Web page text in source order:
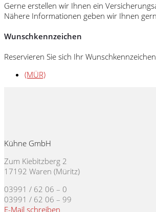
Gerne erstellen wir Ihnen ein
Nähere Informationen geben wir Ihnen
Wunschkennzeichen
Reservieren Sie sich Ihr
(MÜR)
Kühne GmbH
Zum Kiebitzberg 2
17192 Waren (Müritz)
03991 / 62 06 – 0
03991 / 62 06 – 99
E-Mail schreiben